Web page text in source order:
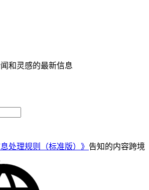
和灵感的最新信息
息处理规则（标准版）》 告知的内容跨境